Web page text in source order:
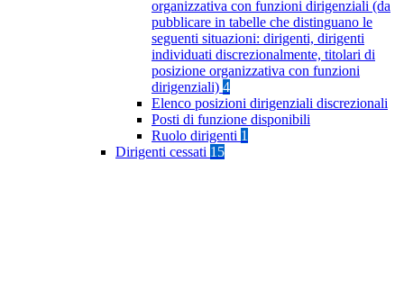
organizzativa con funzioni dirigenziali (da
pubblicare in tabelle che distinguano le
seguenti situazioni: dirigenti, dirigenti
individuati discrezionalmente, titolari di
posizione organizzativa con funzioni
dirigenziali) 4
Elenco posizioni dirigenziali discrezionali
Posti di funzione disponibili
Ruolo dirigenti 1
Dirigenti cessati 15